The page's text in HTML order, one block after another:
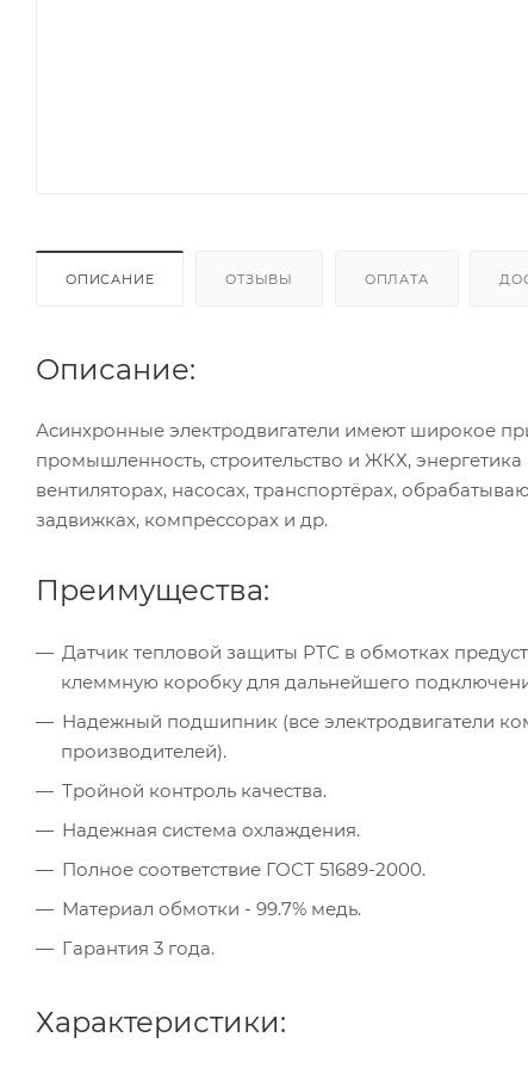
ОПИСАНИЕ ОТЗЫВЫ ОПЛАТА
Описание:
Асинхронные электродвигатели имеют широкое
промышленность, строительство и ЖКХ,
вентиляторах, насосах, транспортёрах,
задвижках, компрессорах и др.
Преимущества:
Датчик тепловой защиты PTC в обмотках
клеммную коробку для дальнейшего
Надежный подшипник (все электродвигатели
производителей).
Тройной контроль качества.
Надежная система охлаждения.
Полное соответствие ГОСТ 51689-2000.
Материал обмотки - 99.7% медь.
Гарантия 3 года.
Характеристики: